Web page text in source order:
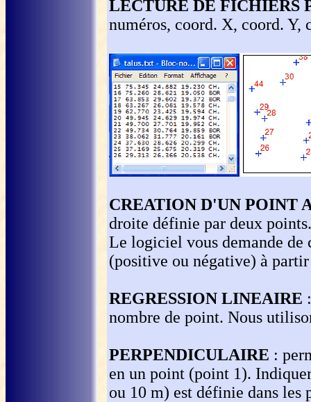
LECTURE DE FICHIERS
numéros, coord. X, coord. Y,
CREATION D'UN POINT
droite définie par deux
Le logiciel vous demande de
(positive ou négative) à
REGRESSION LINEAIRE
nombre de point. Nous
PERPENDICULAIRE :
en un point (point 1).
ou 10 m) est définie dans les